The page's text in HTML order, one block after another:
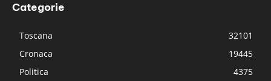
Categorie
Toscana
32101
Cronaca
19445
Politica
4375